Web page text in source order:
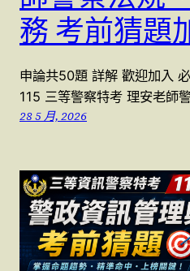
務 考前猜題
申論共50題 詳解 歡迎加入
115 三等警察特考 理安老師
28 5 月, 2026